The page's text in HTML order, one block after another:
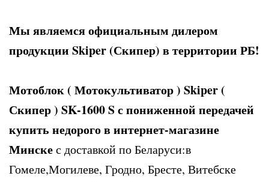
Мы являемся официальным дилером
продукции Skiper (Скипер) в территории РБ!
Мотоблок ( Мотокультиватор ) Skiper (
Скипер ) SK-1600 S с пониженной передачей
купить недорого в интернет-магазине
Минскес доставкой по Беларуси:в
Гомеле,Могилеве, Гродно, Бресте, Витебске